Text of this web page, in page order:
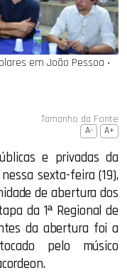
em João Pessoa ‧
Tamanho da Fonte
A- A+
e privadas da
sexta-feira (19),
de abertura dos
da 1ª Regional de
da abertura foi a
pelo músico